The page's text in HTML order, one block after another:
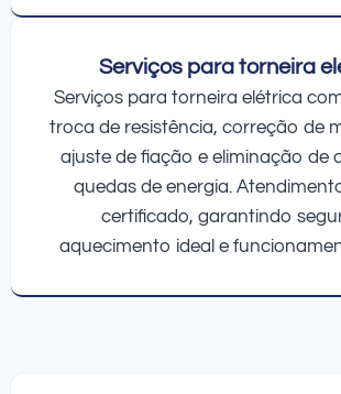
Serviços para torneira
Serviços para torneira elétrica
troca de resistência, correção de
ajuste de fiação e eliminação de
quedas de energia.
certificado, garantindo
aquecimento ideal e